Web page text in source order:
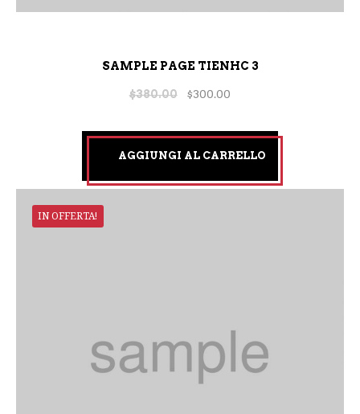
SAMPLE PAGE TIENHC 3
$380.00 $300.00
AGGIUNGI AL CARRELLO
IN OFFERTA!